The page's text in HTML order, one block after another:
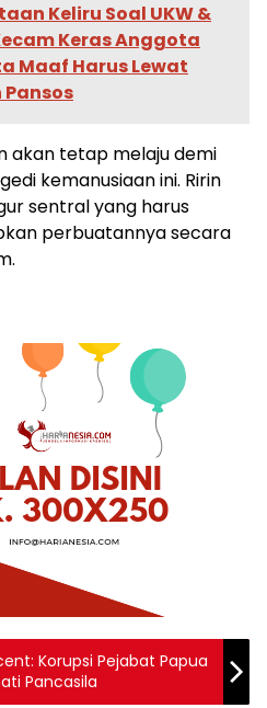
Keliru Soal UKW &
Keras Anggota
Maaf Harus Lewat
akan tetap melaju demi
kemanusiaan ini. Ririn
sentral yang harus
perbuatannya secara
Korupsi Pejabat Papua
Pancasila